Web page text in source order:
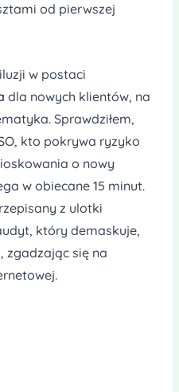
od pierwszej
w postaci
dla nowych klientów, na
Sprawdziłem,
kto pokrywa ryzyko
o nowy
w obiecane 15 minut.
z ulotki
który demaskuje,
zgadzając się na